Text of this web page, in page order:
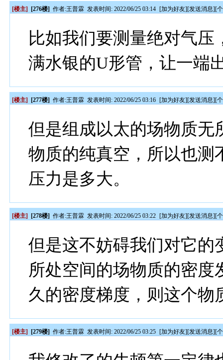
[楼主] [276楼] 作者:王普霖 发表时间: 2022/06/25 03:14 [加为好友][发送消息][
比如我们要测量绝对气
满水银的U形管，让一端
[楼主] [277楼] 作者:王普霖 发表时间: 2022/06/25 03:16 [加为好友][发送消息][
但是组成以太的场物质无
物质的纯真空，所以也测
压力是多大。
[楼主] [278楼] 作者:王普霖 发表时间: 2022/06/25 03:22 [加为好友][发送消息][
但是这不妨碍我们对它的
所处空间的场物质的密
久的密度梯度，则这个物
[楼主] [279楼] 作者:王普霖 发表时间: 2022/06/25 03:25 [加为好友][发送消息][